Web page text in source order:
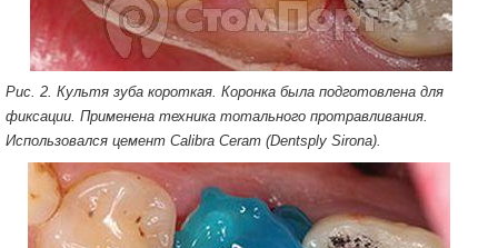
Рис. 2. Культя зуба короткая. Коронка была подготовлена для
фиксации. Применена техника тотального протравливания.
Использовался цемент Calibra Ceram (Dentsply Sirona).